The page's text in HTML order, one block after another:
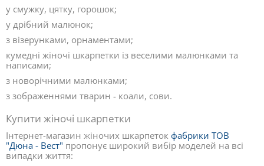
у смужку, цятку, горошок;
у дрібний малюнок;
з візерунками, орнаментами;
кумедні жіночі шкарпетки із веселими малюнками та
написами;
з новорічними малюнками;
з зображеннями тварин - коали, сови.
Купити жіночі шкарпетки
Інтернет-магазин жіночих шкарпеток фабрики ТОВ
"Дюна - Вест" пропонує широкий вибір моделей на всі
випадки життя: